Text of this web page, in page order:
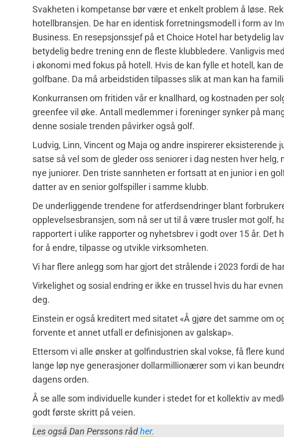
Svakheten i kompetanse bør være et enkelt problem å løse.
hotellbransjen. De har en identisk forretningsmodell i form av
Business. En resepsjonssjef på et Choice Hotel har betydelig
betydelig bedre trening enn de fleste klubbledere. Vanligvis
i økonomi med fokus på hotell. Hvis de kan fylle et hotell, kan
golfbane. Da må arbeidstiden tilpasses slik at man kan ha
Konkurransen om fritiden vår er knallhard, og kostnaden per
greenfee vil øke. Antall medlemmer i foreninger synker på
denne sosiale trenden påvirker også golf.
Ludvig, Linn, Vincent og Maja og andre inspirerer eksisterende
satse så vel som de gleder oss seniorer i dag nesten hver helg,
nye juniorer. Den triste sannheten er fortsatt at en junior i en
datter av en senior golfspiller i samme klubb.
De underliggende trendene for atferdsendringer blant
opplevelsesbransjen, som nå ser ut til å være trusler mot golf,
rapportert i ulike rapporter og nyhetsbrev i godt over 15 år. Det
for å endre, tilpasse og utvikle virksomheten.
Vi har flere anlegg som har gjort det strålende i 2023 fordi de
Virkelighet og sosial endring er ikke en trussel hvis du har
deg.
Einstein er også kreditert med sitatet «Å gjøre det samme om
forvente et annet utfall er definisjonen av galskap».
Ettersom vi alle ønsker at golfindustrien skal vokse, få flere
lange løp nye generasjoner dollarmillionærer som vi kan
dagens orden.
Å se alle som individuelle kunder i stedet for et kollektiv av
godt første skritt på veien.
Les også Dan Perssons rådher.